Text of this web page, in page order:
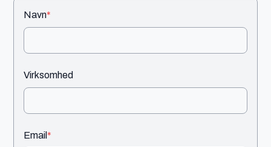
Navn*
Virksomhed
Email*